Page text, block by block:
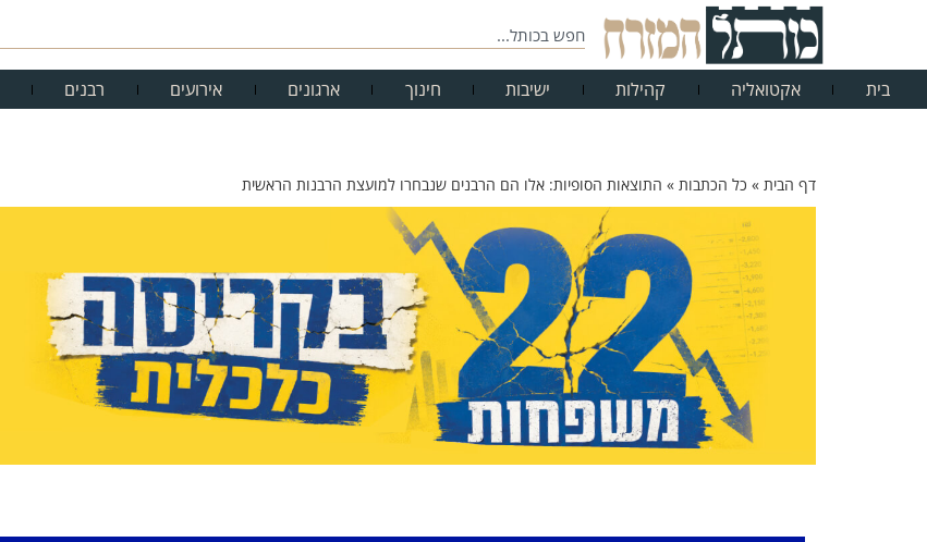
בית אקטואליה קהילות ישיבות חינוך ארגונים אירועים רבנים
דף הבית » כל הכתבות » התוצאות הסופיות: אלו הם הרבנים שנבחרו למועצת הרבנות הראשית